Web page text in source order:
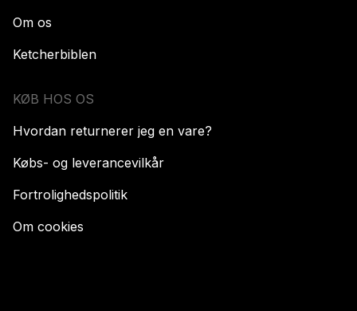
Om os
Ketcherbiblen
KØB HOS OS
Hvordan returnerer jeg en vare?
Købs- og leverancevilkår
Fortrolighedspolitik
Om cookies